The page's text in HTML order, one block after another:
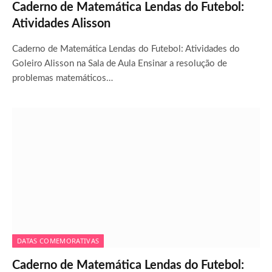
Caderno de Matemática Lendas do Futebol:
Atividades Alisson
Caderno de Matemática Lendas do Futebol: Atividades do
Goleiro Alisson na Sala de Aula Ensinar a resolução de
problemas matemáticos…
DATAS COMEMORATIVAS
Caderno de Matemática Lendas do Futebol: